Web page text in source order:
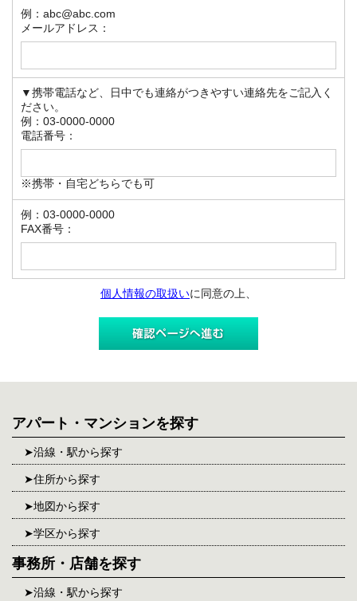
例：abc@abc.com
メールアドレス：
▼携帯電話など、日中でも連絡がつきやすい連絡先をご記入く
ださい。
例：03-0000-0000
電話番号：
※携帯・自宅どちらでも可
例：03-0000-0000
FAX番号：
個人情報の取扱いに同意の上、
アパート・マンションを探す
沿線・駅から探す
住所から探す
地図から探す
学区から探す
事務所・店舗を探す
沿線・駅から探す